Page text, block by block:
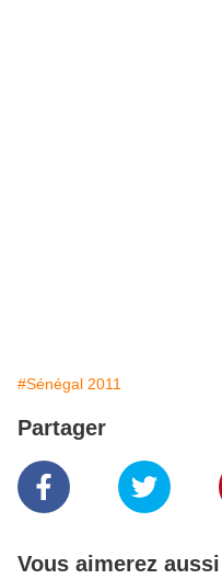
#Sénégal 2011
Partager
Vous aimerez aussi